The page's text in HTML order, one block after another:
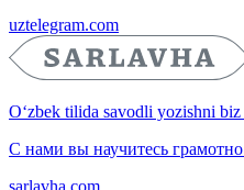
uztelegram.com
O‘zbek tilida savodli yozishni
С нами вы научитесь
sarlavha.com